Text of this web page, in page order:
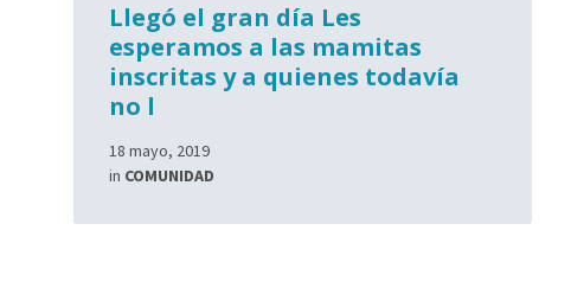
Llegó el gran día Les
esperamos a las mamitas
inscritas y a quienes todavía
no l
18 mayo, 2019
in COMUNIDAD